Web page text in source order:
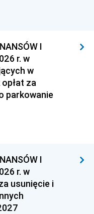
I
r. w
w
za
parkowanie
I
r. w
usunięcie i